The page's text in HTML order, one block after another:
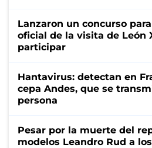
Lanzaron un concurso
oficial de la visita de León
participar
Hantavirus: detectan en
cepa Andes, que se
persona
Pesar por la muerte del
modelos Leandro Rud a los